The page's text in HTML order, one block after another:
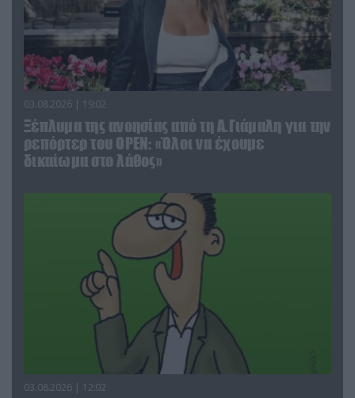
03.08.2026 | 19:02
Ξέπλυμα της ανοησίας από τη Α.Γιάμαλη για την
ρεπόρτερ του ΟΡΕΝ: «Όλοι να έχουμε
δικαίωμα στο λάθος»
03.08.2026 | 12:02